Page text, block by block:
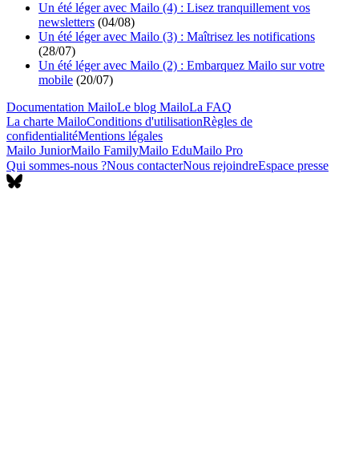
Un été léger avec Mailo (4) : Lisez tranquillement vos
newsletters (04/08)
Un été léger avec Mailo (3) : Maîtrisez les notifications
(28/07)
Un été léger avec Mailo (2) : Embarquez Mailo sur votre
mobile (20/07)
Documentation MailoLe blog MailoLa FAQ
La charte MailoConditions d'utilisationRègles de
confidentialitéMentions légales
Mailo JuniorMailo FamilyMailo EduMailo Pro
Qui sommes-nous ?Nous contacterNous rejoindreEspace presse